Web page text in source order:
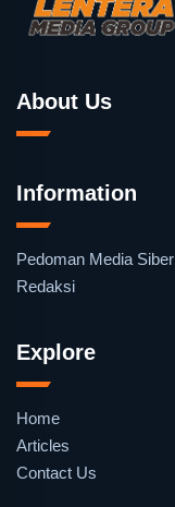
About Us
Information
Pedoman Media Siber
Redaksi
Explore
Home
Articles
Contact Us